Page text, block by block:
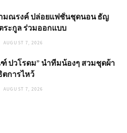
มณรงค์ ปล่อยแฟชั่นชุดนอน ธัญ
ระกูล ร่วมออกแบบ
AUGUST 7, 2026
ปวโรดม” นำทีมน้องๆ สวมชุดผ้า
ตการไหว้
AUGUST 7, 2026